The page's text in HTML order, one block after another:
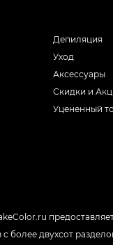
Депиляция
Уход
Аксессуары
Скидки и
Уцененный
более двухсот